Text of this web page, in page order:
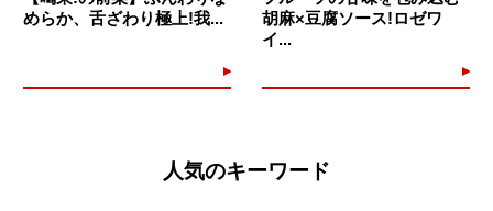
めらか、舌ざわり極上!我...
胡麻×豆腐ソース!ロゼワ
イ...
人気のキーワード